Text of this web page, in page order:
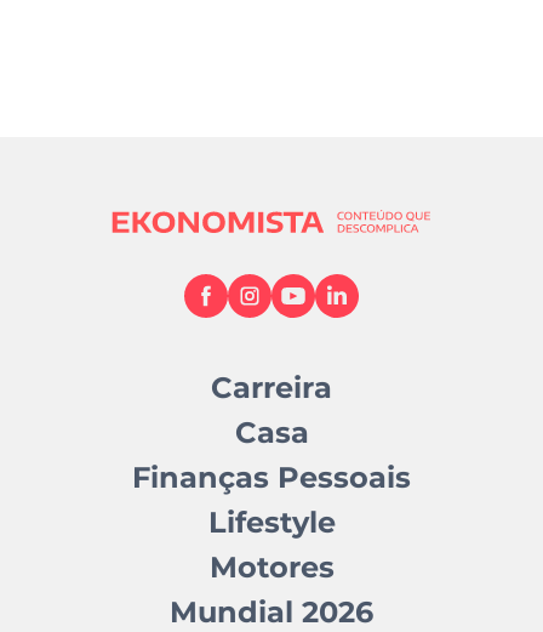
Carreira
Casa
Finanças Pessoais
Lifestyle
Motores
Mundial 2026